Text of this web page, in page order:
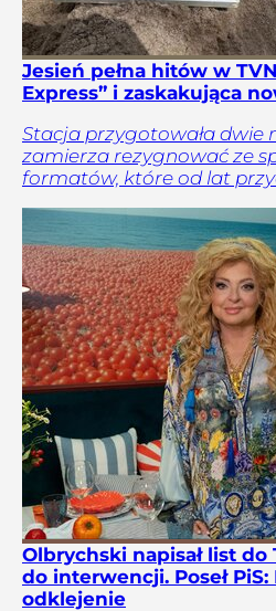
Jesień pełna hitów w
Express” i zaskakująca
Stacja przygotowała dwie
zamierza rezygnować ze
formatów, które od lat
Olbrychski napisał list do
do interwencji. Poseł
odklejenie